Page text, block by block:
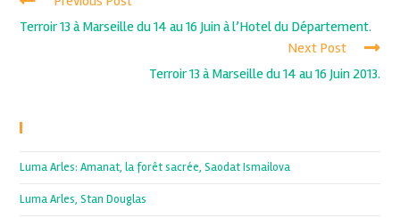
Terroir 13 à Marseille du 14 au 16 Juin à l’Hotel du Département.
Next Post
Terroir 13 à Marseille du 14 au 16 Juin 2013.
Luma Arles: Amanat, la forêt sacrée, Saodat Ismailova
Luma Arles, Stan Douglas